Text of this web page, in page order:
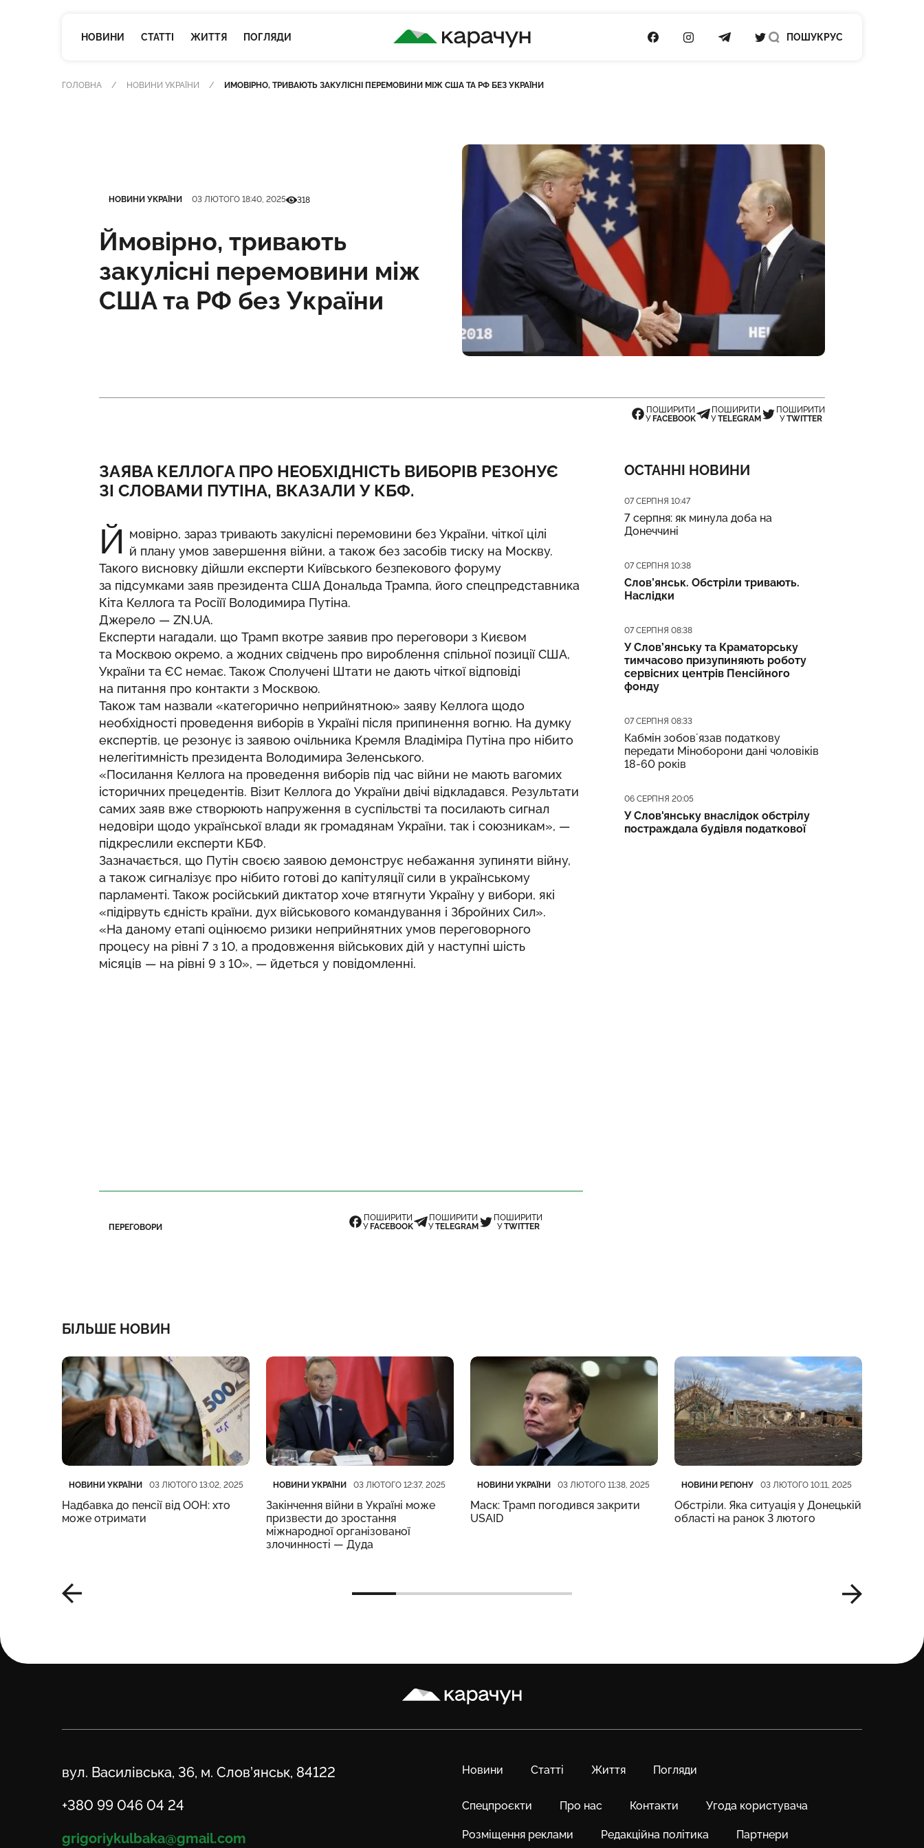
НОВИНИ СТАТТІ ЖИТТЯ ПОГЛЯДИ
КАРАЧУН
ПОСИЛАННЯ НА FACEBOOK
ПОСИЛАННЯ НА INSTAGRAM
ПОСИЛАННЯ НА TELEGRAM
ПОСИЛАННЯ НА TWITTER
ПОШУК РУС
ГОЛОВНА НОВИНИ УКРАЇНИ ЙМОВІРНО, ТРИВАЮТЬ ЗАКУЛІСНІ ПЕРЕМОВИНИ МІЖ США ТА РФ БЕЗ УКРАЇНИ
НОВИНИ УКРАЇНИ 03 ЛЮТОГО 18:40, 2025Кількість переглядів
318
Ймовірно, тривають
закулісні перемовини між
США та РФ без України
ПОШИРИТИ
У FACEBOOK
ПОШИРИТИ
УTELEGRAM
ПОШИРИТИ
УTWITTER
ЗАЯВА КЕЛЛОГА ПРО НЕОБХІДНІСТЬ ВИБОРІВ РЕЗОНУЄ
ЗІ СЛОВАМИ ПУТІНА, ВКАЗАЛИ У КБФ.
Й мовірно, зараз тривають закулісні перемовини без України, чіткої цілі
й плану умов завершення війни, а також без засобів тиску на Москву.
Такого висновку дійшли експерти Київського безпекового форуму
за підсумками заяв президента США Дональда Трампа, його спецпредставника
Кіта Келлога та Росіїї Володимира Путіна.
Джерело — ZN.UA.
Експерти нагадали, що Трамп вкотре заявив про переговори з Києвом
та Москвою окремо, а жодних свідчень про вироблення спільної позиції США,
України та ЄС немає. Також Сполучені Штати не дають чіткої відповіді
на питання про контакти з Москвою.
Також там назвали «категорично неприйнятною» заяву Келлога щодо
необхідності проведення виборів в Україні після припинення вогню. На думку
експертів, це резонує із заявою очільника Кремля Владіміра Путіна про нібито
нелегітимність президента Володимира Зеленського.
«Посилання Келлога на проведення виборів під час війни не мають вагомих
історичних прецедентів. Візит Келлога до України двічі відкладався. Результати
самих заяв вже створюють напруження в суспільстві та посилають сигнал
недовіри щодо української влади як громадянам України, так і союзникам», —
підкреслили експерти КБФ.
Зазначається, що Путін своєю заявою демонструє небажання зупиняти війну,
а також сигналізує про нібито готові до капітуляції сили в українському
парламенті. Також російський диктатор хоче втягнути Україну у вибори, які
«підірвуть єдність країни, дух військового командування і Збройних Сил».
«На даному етапі оцінюємо ризики неприйнятних умов переговорного
процесу на рівні 7 з 10, а продовження військових дій у наступні шість
місяців — на рівні 9 з 10», — йдеться у повідомленні.
ПЕРЕГОВОРИ
ПОШИРИТИ
У FACEBOOK
ПОШИРИТИ
УTELEGRAM
ПОШИРИТИ
УTWITTER
ОСТАННІ НОВИНИ
Дата публікації
07 СЕРПНЯ 10:47
7 серпня: як минула доба на
Донеччині
Дата публікації
07 СЕРПНЯ 10:38
Слов’янськ. Обстріли тривають.
Наслідки
Дата публікації
07 СЕРПНЯ 08:38
У Слов’янську та Краматорську
тимчасово призупиняють роботу
сервісних центрів Пенсійного
фонду
Дата публікації
07 СЕРПНЯ 08:33
Кабмін зобовʼязав податкову
передати Міноборони дані чоловіків
18-60 років
Дата публікації
06 СЕРПНЯ 20:05
У Слов'янську внаслідок обстрілу
постраждала будівля податкової
БІЛЬШЕ НОВИН
Категорія
НОВИНИ УКРАЇНИ
Дата публікації 03 ЛЮТОГО 13:02, 2025
Надбавка до пенсії від ООН: хто
може отримати
Категорія
НОВИНИ УКРАЇНИ
Дата публікації 03 ЛЮТОГО 12:37, 2025
Закінчення війни в Україні може
призвести до зростання
міжнародної організованої
злочинності — Дуда
Категорія
НОВИНИ УКРАЇНИ
Дата публікації 03 ЛЮТОГО 11:38, 2025
Маск: Трамп погодився закрити
USAID
Категорія
НОВИНИ РЕГІОНУ
Дата публікації 03 ЛЮТОГО 10:11, 2025
Обстріли. Яка ситуація у Донецькій
області на ранок 3 лютого
Карачун
Новини Статті Життя Погляди
Спецпроєкти Про нас Контакти Угода користувача
Розміщення реклами Редакційна політика Партнери
Адреса
вул. Василівська, 36, м. Слов’янськ, 84122
Телефон
+380 99 046 04 24
Email
grigoriykulbaka@gmail.com